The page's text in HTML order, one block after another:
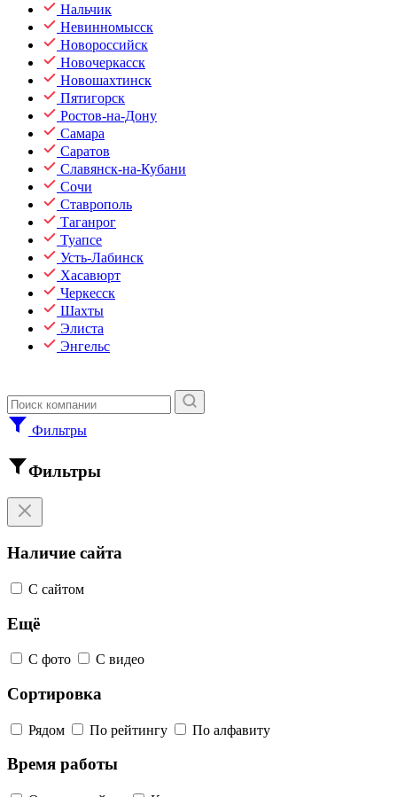
Нальчик
Невинномысск
Новороссийск
Новочеркасск
Новошахтинск
Пятигорск
Ростов-на-Дону
Самара
Саратов
Славянск-на-Кубани
Сочи
Ставрополь
Таганрог
Туапсе
Усть-Лабинск
Хасавюрт
Черкесск
Шахты
Элиста
Энгельс
Фильтры
Фильтры
Наличие сайта
С сайтом
Ещё
С фото С видео
Сортировка
Рядом По рейтингу По алфавиту
Время работы